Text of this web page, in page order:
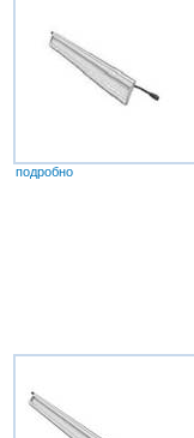
подробно